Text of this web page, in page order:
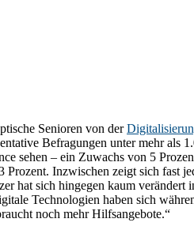
Senioren von der
Befragungen unter mehr als
sehen – ein Zuwachs von 5
Inzwischen zeigt sich fast
hat sich hingegen kaum
Technologien haben sich
noch mehr Hilfsangebote.“